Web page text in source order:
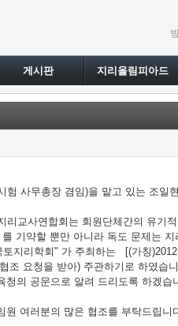
게시판 지리올림피아드
험 사무총장 겸임)을 맡고 있는 조일
리교사연합회는 회원단체간의 유기
기약할 뿐만 아니라 독도 문제는
지리학회" 가 주최하는 [(가칭
조 요청을 받아) 주관하기로 하였습
청의 공문으로 알려 드리도록 하겠습
원 여러분의 많은 협조를 부탁드립니